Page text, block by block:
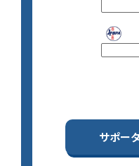
サポー